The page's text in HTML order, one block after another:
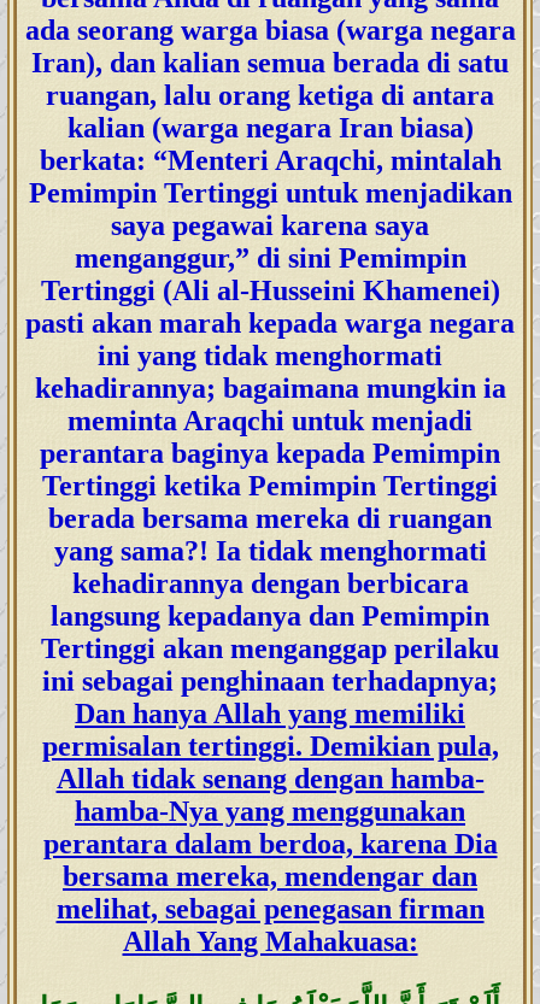
ada seorang warga biasa (warga negara
Iran), dan kalian semua berada di satu
ruangan, lalu orang ketiga di antara
kalian (warga negara Iran biasa)
berkata: “Menteri Araqchi, mintalah
Pemimpin Tertinggi untuk menjadikan
saya pegawai karena saya
menganggur,” di sini Pemimpin
Tertinggi (Ali al-Husseini Khamenei)
pasti akan marah kepada warga negara
ini yang tidak menghormati
kehadirannya; bagaimana mungkin ia
meminta Araqchi untuk menjadi
perantara baginya kepada Pemimpin
Tertinggi ketika Pemimpin Tertinggi
berada bersama mereka di ruangan
yang sama?! Ia tidak menghormati
kehadirannya dengan berbicara
langsung kepadanya dan Pemimpin
Tertinggi akan menganggap perilaku
ini sebagai penghinaan terhadapnya;
Dan hanya Allah yang memiliki
permisalan tertinggi. Demikian pula,
Allah tidak senang dengan hamba-
hamba-Nya yang menggunakan
perantara dalam berdoa, karena Dia
bersama mereka, mendengar dan
melihat, sebagai penegasan firman
Allah Yang Mahakuasa: